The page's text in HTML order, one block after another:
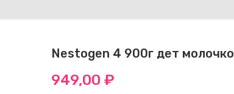
Nestogen 4 900г дет молочко
949,00 ₽